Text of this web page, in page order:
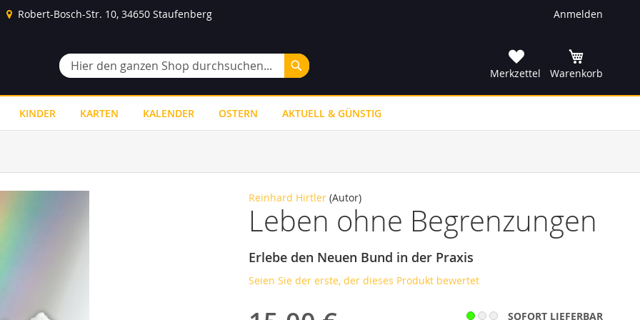
Anmelden
Robert-Bosch-Str. 10, 34650 Staufenberg
Suche
Suche
Merkzettel
Warenkorb
KINDER KARTEN KALENDER OSTERN AKTUELL & GÜNSTIG
Reinhard Hirtler (Autor)
Leben ohne Begrenzungen
Erlebe den Neuen Bund in der Praxis
Seien Sie der erste, der dieses Produkt bewertet
SOFORT LIEFERBAR